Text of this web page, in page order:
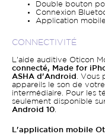
Double bouton
Connexion
Application
CONNECTIVITÉ
L'aide auditive Oticon
connecté, Made for
ASHA d'Android
. Vous
appareils le son de
intermédiaire. Pour les
seulement disponible
Android 10
L'application mobile